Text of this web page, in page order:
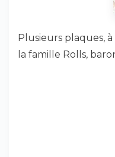
Plusieurs plaques,
la famille Rolls,